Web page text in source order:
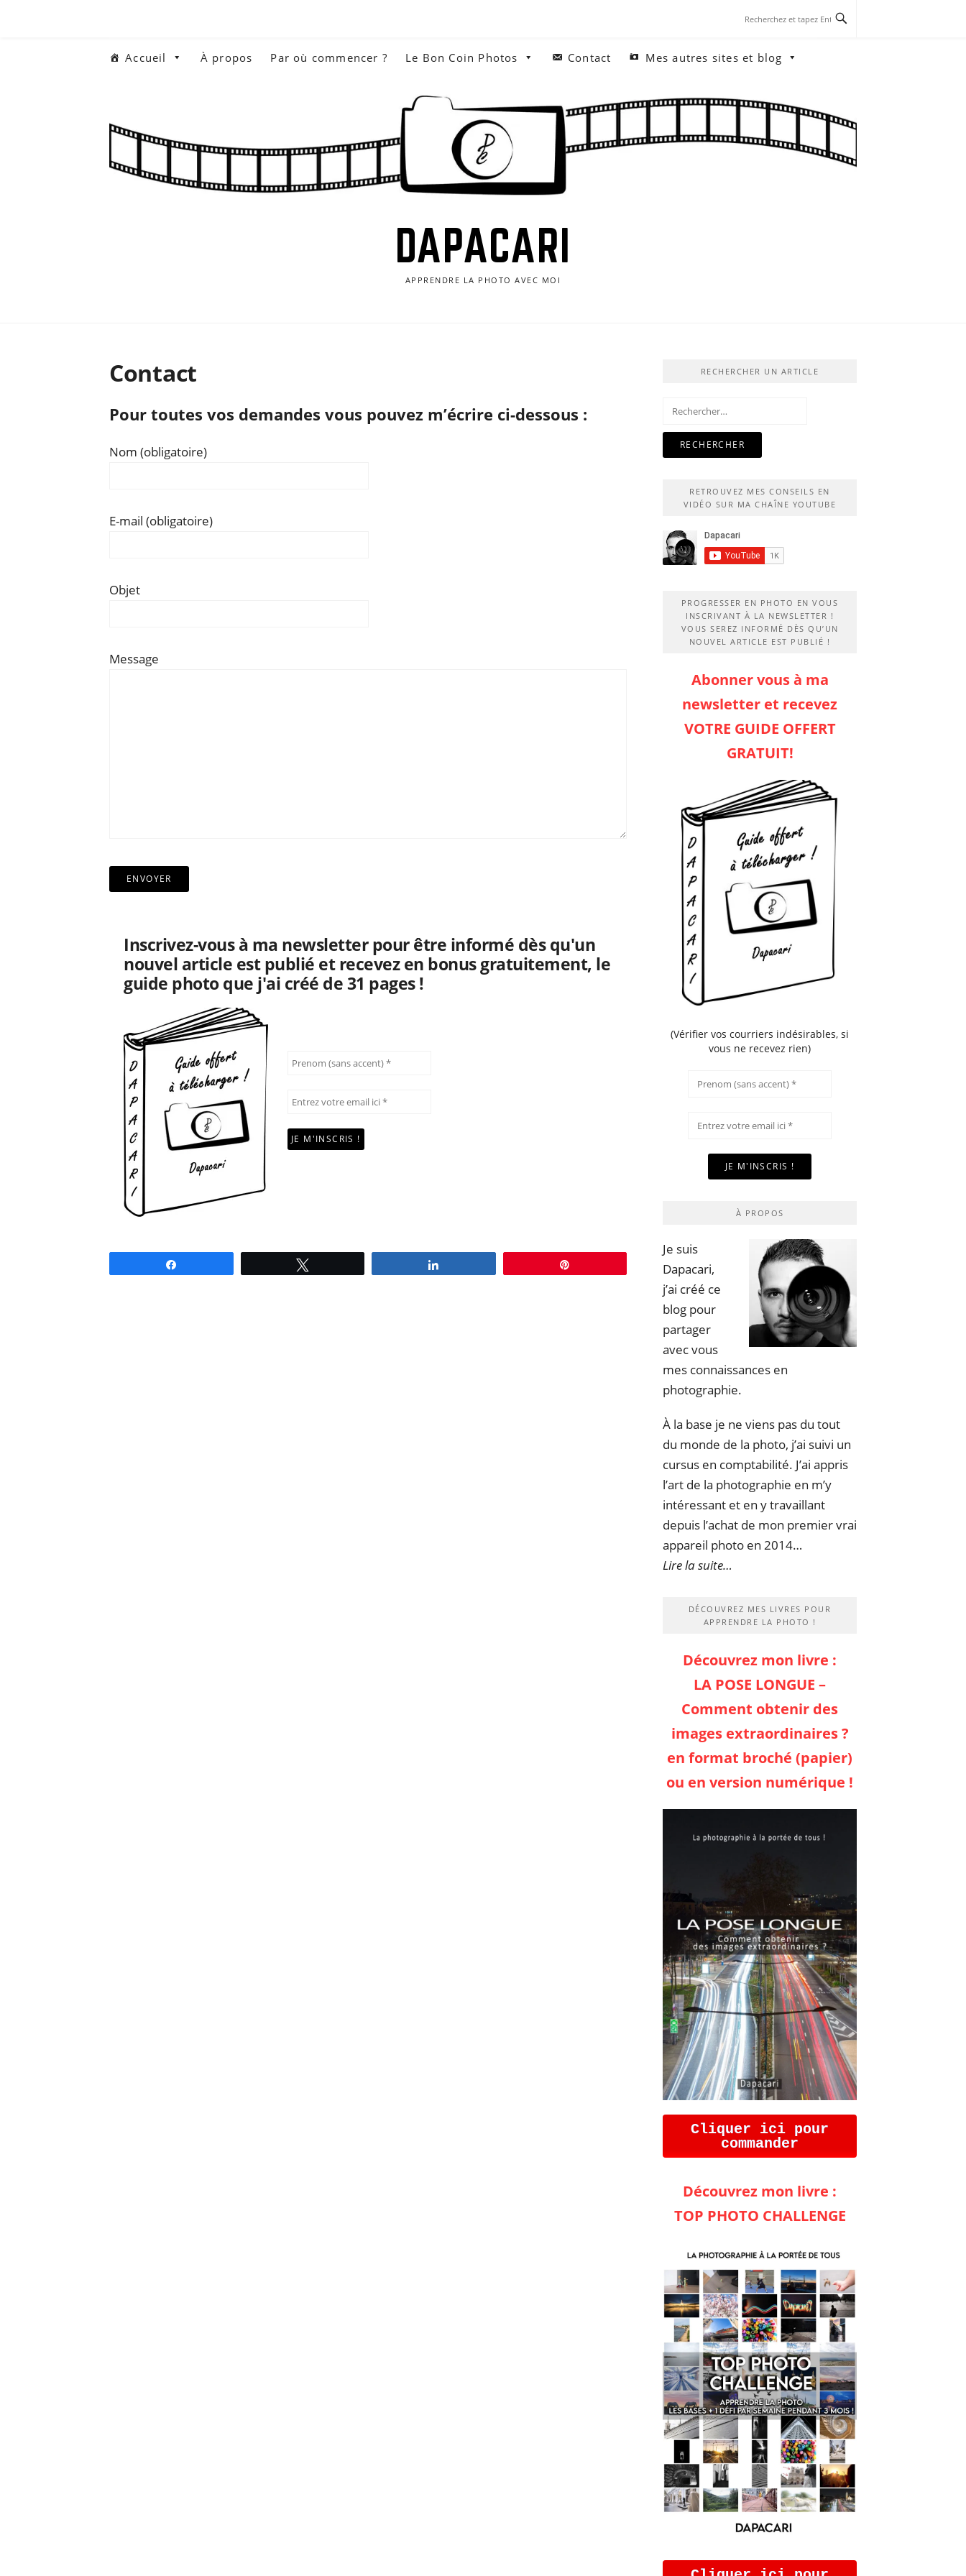
Accueil À propos Par où commencer ? Le Bon Coin Photos Contact Mes autres sites et blog
DAPACARI
APPRENDRE LA PHOTO AVEC MOI
Contact
Pour toutes vos demandes vous pouvez m’écrire ci-dessous :
Nom (obligatoire)
E-mail (obligatoire)
Objet
Message
Inscrivez-vous à ma newsletter pour être informé dès qu'un
nouvel article est publié et recevez en bonus gratuitement, le
guide photo que j'ai créé de 31 pages !
RECHERCHER UN ARTICLE
Rechercher :
RETROUVEZ MES CONSEILS EN
VIDÉO SUR MA CHAÎNE YOUTUBE
PROGRESSER EN PHOTO EN VOUS
INSCRIVANT À LA NEWSLETTER !
VOUS SEREZ INFORMÉ DÈS QU’UN
NOUVEL ARTICLE EST PUBLIÉ !
Abonner vous à ma
newsletter et recevez
VOTRE GUIDE OFFERT
GRATUIT!
(Vérifier vos courriers indésirables, si
vous ne recevez rien)
À PROPOS
Je suis
Dapacari,
j’ai créé ce
blog pour
partager
avec vous
mes connaissances en
photographie.
À la base je ne viens pas du tout
du monde de la photo, j’ai suivi un
cursus en comptabilité. J’ai appris
l’art de la photographie en m’y
intéressant et en y travaillant
depuis l’achat de mon premier vrai
appareil photo en 2014…
Lire la suite…
DÉCOUVREZ MES LIVRES POUR
APPRENDRE LA PHOTO !
Découvrez mon livre :
LA POSE LONGUE –
Comment obtenir des
images extraordinaires ?
en format broché (papier)
ou en version numérique !
Cliquer ici pour
commander
Découvrez mon livre :
TOP PHOTO CHALLENGE